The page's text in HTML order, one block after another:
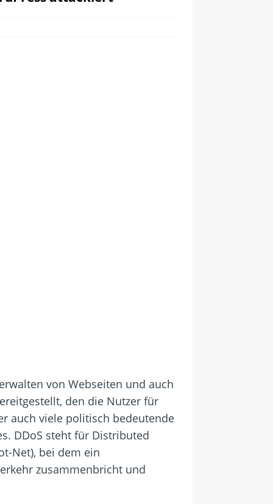
von Webseiten und auch
den die Nutzer für
auch viele politisch bedeutende
DDoS steht für Distributed
Net), bei dem ein
zusammenbricht und